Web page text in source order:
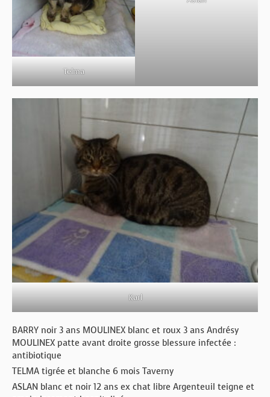
Telma
Karl
BARRY noir 3 ans MOULINEX blanc et roux 3 ans Andrésy
MOULINEX patte avant droite grosse blessure infectée :
antibiotique
TELMA tigrée et blanche 6 mois Taverny
ASLAN blanc et noir 12 ans ex chat libre Argenteuil teigne et